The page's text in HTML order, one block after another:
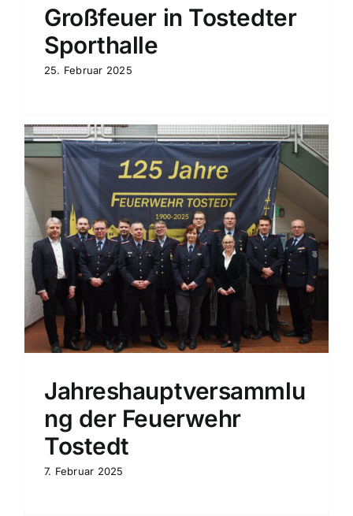
Großfeuer in Tostedter
Sporthalle
25. Februar 2025
Jahreshauptversammlu
ng der Feuerwehr
Tostedt
7. Februar 2025